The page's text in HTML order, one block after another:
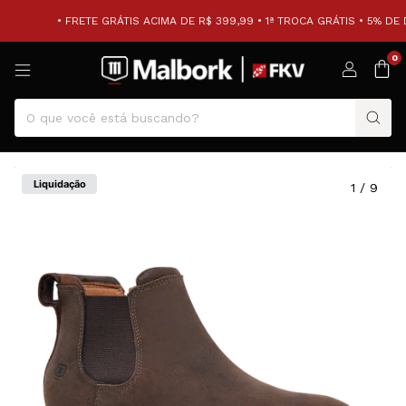
• FRETE GRÁTIS ACIMA DE R$ 399,99 • 1ª TROCA GRÁTIS • 5% DE
0
Liquidação 1 / 9